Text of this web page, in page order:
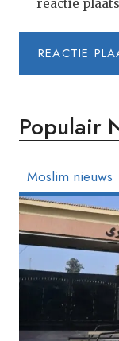
reactie
Populair
Moslim nieuws